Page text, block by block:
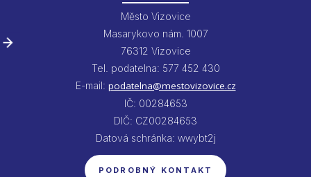
Město Vizovice
Masarykovo nám. 1007
76312 Vizovice
Tel. podatelna: 577 452 430
E-mail: podatelna@mestovizovice.cz
IČ: 00284653
DIČ: CZ00284653
Datová schránka: wwybt2j
PODROBNÝ KONTAKT